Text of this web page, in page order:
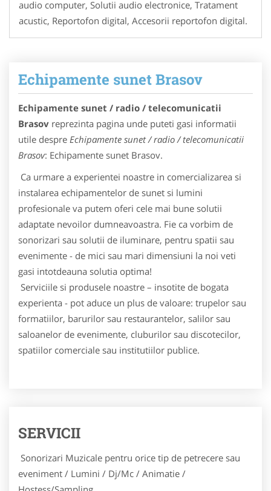
audio computer, Solutii audio electronice, Tratament
acustic, Reportofon digital, Accesorii reportofon digital.
Echipamente sunet Brasov
Echipamente sunet / radio / telecomunicatii
Brasov reprezinta pagina unde puteti gasi informatii
utile despre Echipamente sunet / radio / telecomunicatii
Brasov: Echipamente sunet Brasov.
Ca urmare a experientei noastre in comercializarea si
instalarea echipamentelor de sunet si lumini
profesionale va putem oferi cele mai bune solutii
adaptate nevoilor dumneavoastra. Fie ca vorbim de
sonorizari sau solutii de iluminare, pentru spatii sau
evenimente - de mici sau mari dimensiuni la noi veti
gasi intotdeauna solutia optima!
Serviciile si produsele noastre – insotite de bogata
experienta - pot aduce un plus de valoare: trupelor sau
formatiilor, barurilor sau restaurantelor, salilor sau
saloanelor de evenimente, cluburilor sau discotecilor,
spatiilor comerciale sau institutiilor publice.
SERVICII
Sonorizari Muzicale pentru orice tip de petrecere sau
eveniment / Lumini / Dj/Mc / Animatie /